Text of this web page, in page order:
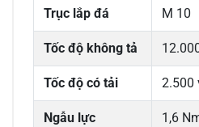
Trục lắp đá M 10
Tốc độ không tả
Tốc độ có tải 2.500
Ngẫu lực 1,6